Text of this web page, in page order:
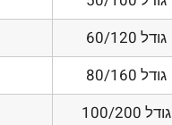
גודל 60/120
גודל 80/160
גודל 100/200